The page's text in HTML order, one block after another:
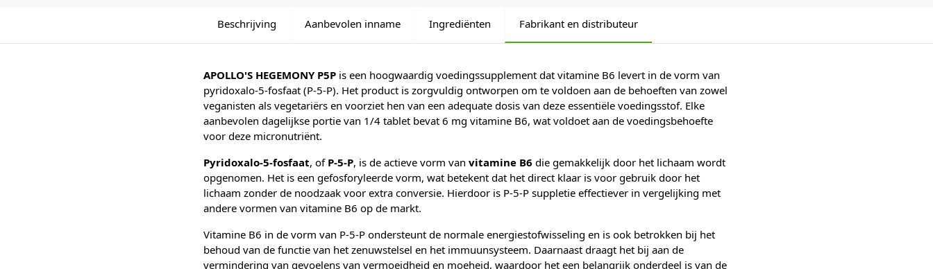
Beschrijving Aanbevolen inname Ingrediënten Fabrikant en distributeur
APOLLO'S HEGEMONY P5P is een hoogwaardig voedingssupplement dat vitamine B6 levert in de vorm van
pyridoxalo-5-fosfaat (P-5-P). Het product is zorgvuldig ontworpen om te voldoen aan de behoeften van zowel
veganisten als vegetariërs en voorziet hen van een adequate dosis van deze essentiële voedingsstof. Elke
aanbevolen dagelijkse portie van 1/4 tablet bevat 6 mg vitamine B6, wat voldoet aan de voedingsbehoefte
voor deze micronutriënt.
Pyridoxalo-5-fosfaat, of P-5-P, is de actieve vorm van vitamine B6 die gemakkelijk door het lichaam wordt
opgenomen. Het is een gefosforyleerde vorm, wat betekent dat het direct klaar is voor gebruik door het
lichaam zonder de noodzaak voor extra conversie. Hierdoor is P-5-P suppletie effectiever in vergelijking met
andere vormen van vitamine B6 op de markt.
Vitamine B6 in de vorm van P-5-P ondersteunt de normale energiestofwisseling en is ook betrokken bij het
behoud van de functie van het zenuwstelsel en het immuunsysteem. Daarnaast draagt het bij aan de
vermindering van gevoelens van vermoeidheid en moeheid, waardoor het een belangrijk onderdeel is van de